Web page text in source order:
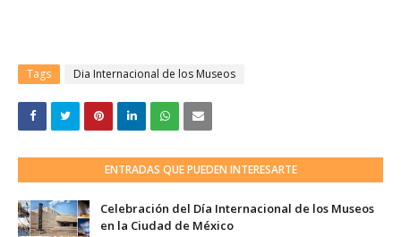
Tags Dia Internacional de los Museos
ENTRADAS QUE PUEDEN INTERESARTE
Celebración del Día Internacional de los Museos
en la Ciudad de México